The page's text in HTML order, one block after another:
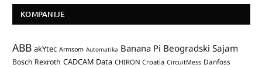
KOMPANIJE
ABB akYtec Armsom Automatika Banana Pi Beogradski Sajam
Bosch Rexroth CADCAM Data CHIRON Croatia CircuitMess Danfoss